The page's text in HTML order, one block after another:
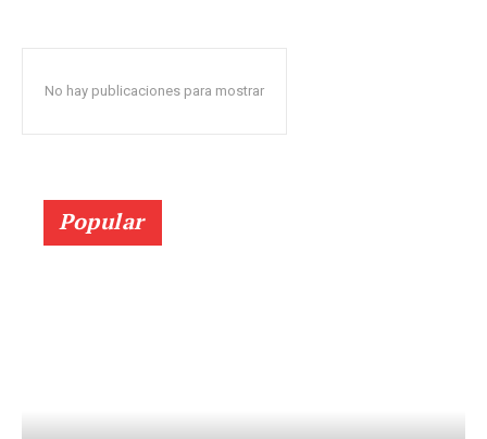
No hay publicaciones para mostrar
Popular